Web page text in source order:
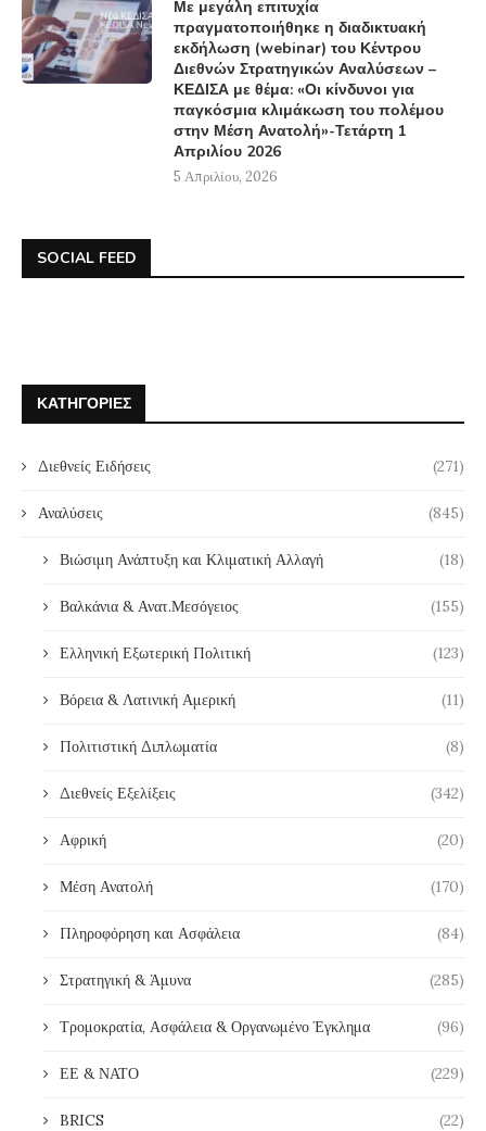
Με μεγάλη επιτυχία
πραγματοποιήθηκε η διαδικτυακή
εκδήλωση (webinar) του Κέντρου
Διεθνών Στρατηγικών Αναλύσεων –
ΚΕΔΙΣΑ με θέμα: «Οι κίνδυνοι για
παγκόσμια κλιμάκωση του πολέμου
στην Μέση Ανατολή»-Τετάρτη 1
Απριλίου 2026
5 Απριλίου, 2026
SOCIAL FEED
ΚΑΤΗΓΟΡΊΕΣ
Διεθνείς Ειδήσεις (271)
Αναλύσεις (845)
Βιώσιμη Ανάπτυξη και Κλιματική Αλλαγή (18)
Βαλκάνια & Ανατ.Μεσόγειος (155)
Ελληνική Εξωτερική Πολιτική (123)
Βόρεια & Λατινική Αμερική (11)
Πολιτιστική Διπλωματία (8)
Διεθνείς Εξελίξεις (342)
Αφρική (20)
Μέση Ανατολή (170)
Πληροφόρηση και Ασφάλεια (84)
Στρατηγική & Άμυνα (285)
Τρομοκρατία, Ασφάλεια & Οργανωμένο Έγκλημα (96)
ΕΕ & ΝΑΤΟ (229)
BRICS (22)